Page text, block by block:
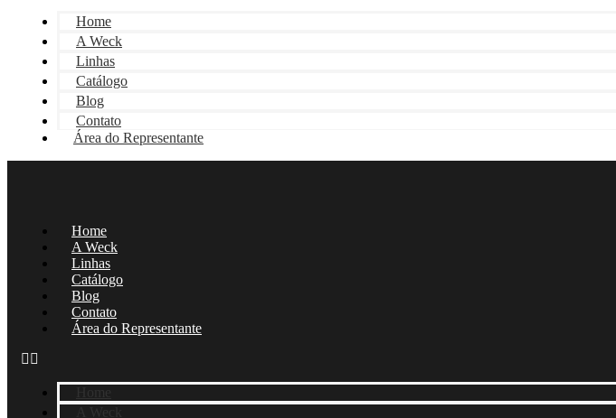
Home
A Weck
Linhas
Catálogo
Blog
Contato
Área do Representante
Home
A Weck
Linhas
Catálogo
Blog
Contato
Área do Representante